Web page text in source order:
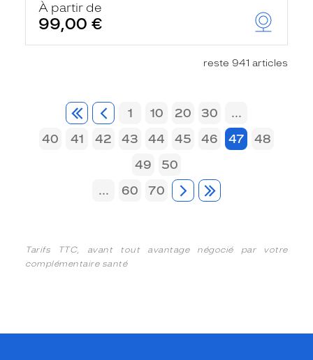
À partir de
99,00 €
reste 941 articles
1 10 20 30
...
40
41 42 43 44 45 46 47
48
49
50
...
60 70
Tarifs TTC, avant tout avantage négocié par votre
complémentaire santé